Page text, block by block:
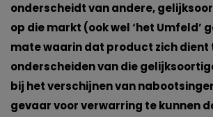
onderscheidt van andere,
op die markt (ook wel ‘het Umfeld’
mate waarin dat product zich dient
onderscheiden van die
bij het verschijnen van
gevaar voor verwarring te kunnen